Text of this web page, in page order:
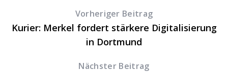
Vorheriger Beitrag
Kurier: Merkel fordert stärkere Digitalisierung
in Dortmund
Nächster Beitrag